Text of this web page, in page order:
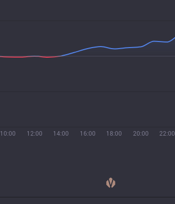
10:00 12:00 14:00 16:00 18:00 20:00 22:00